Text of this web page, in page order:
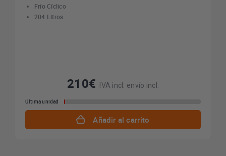
Frío Cíclico
204 Litros
210€ IVA incl. envío incl.
Última unidad
Añadir al carrito